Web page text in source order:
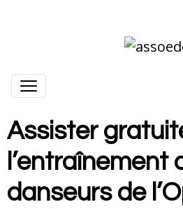
Assister
l’entraînement
danseurs de